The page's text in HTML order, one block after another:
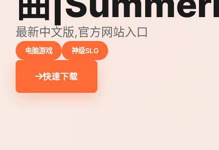
最新中文版,官方网站入口
电脑游戏 神级SLG
快速下载